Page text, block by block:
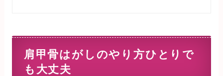
肩甲骨はがしのやり方ひとりで
も大丈夫